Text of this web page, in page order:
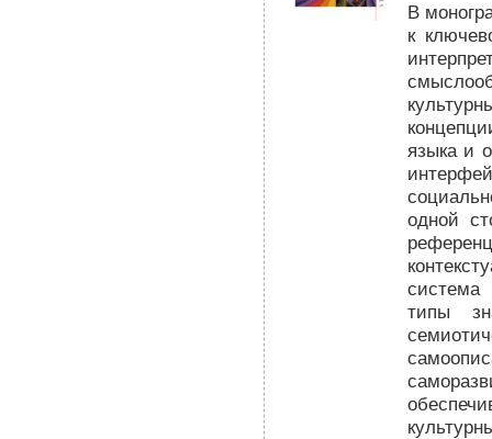
В
к
языка и
одной
типы